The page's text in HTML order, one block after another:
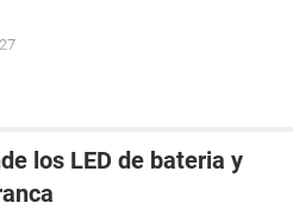
los LED de bateria y